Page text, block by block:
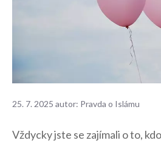
25. 7. 2025 autor: Pravda o Islámu
Vždycky jste se zajímali⁣ o to,